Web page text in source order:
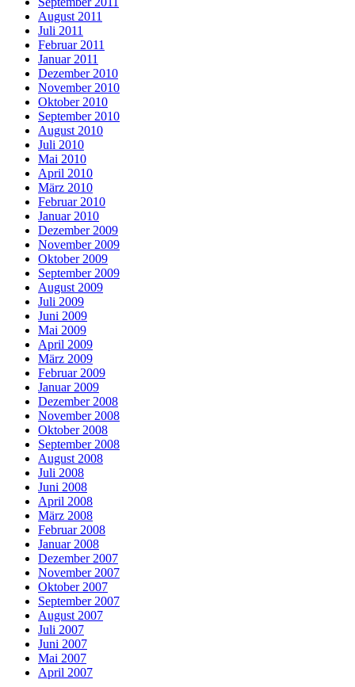
August 2011
Juli 2011
Februar 2011
Januar 2011
Dezember 2010
November 2010
Oktober 2010
September 2010
August 2010
Juli 2010
Mai 2010
April 2010
März 2010
Februar 2010
Januar 2010
Dezember 2009
November 2009
Oktober 2009
September 2009
August 2009
Juli 2009
Juni 2009
Mai 2009
April 2009
März 2009
Februar 2009
Januar 2009
Dezember 2008
November 2008
Oktober 2008
September 2008
August 2008
Juli 2008
Juni 2008
April 2008
März 2008
Februar 2008
Januar 2008
Dezember 2007
November 2007
Oktober 2007
September 2007
August 2007
Juli 2007
Juni 2007
Mai 2007
April 2007